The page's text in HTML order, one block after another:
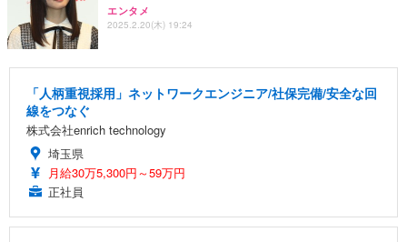
エンタメ
2025.2.20(木) 19:24
「人柄重視採用」ネットワークエンジニア/社保完備/安全な回
線をつなぐ
株式会社enrich technology
埼玉県
月給30万5,300円～59万円
正社員